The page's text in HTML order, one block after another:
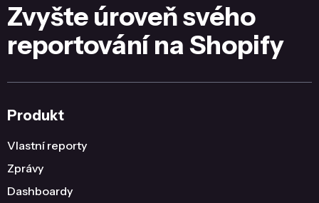
Zvyšte úroveň svého
reportování na Shopify
Produkt
Vlastní reporty
Zprávy
Dashboardy